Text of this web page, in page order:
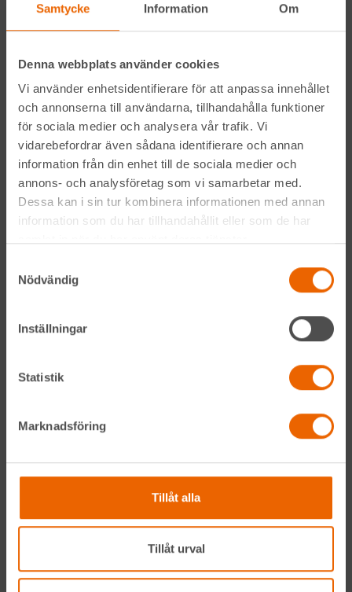
Samtycke Information Om
Denna webbplats använder cookies
Vi använder enhetsidentifierare för att anpassa innehållet
och annonserna till användarna, tillhandahålla funktioner
för sociala medier och analysera vår trafik. Vi
vidarebefordrar även sådana identifierare och annan
information från din enhet till de sociala medier och
annons- och analysföretag som vi samarbetar med.
Dessa kan i sin tur kombinera informationen med annan
information som du har tillhandahållit eller som de har
Nödvändig
Inställningar
Statistik
Marknadsföring
Tillåt alla
Tillåt urval
Genom att anmäla mig till nyhetsbrevet godkänner jag
Instagram
LinkedIn
Navigation
Våra maskiner